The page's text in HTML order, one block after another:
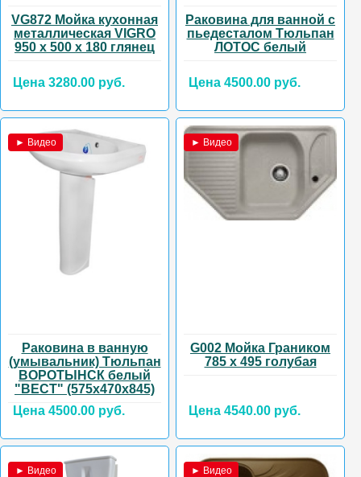
VG872 Мойка кухонная
металлическая VIGRO
950 х 500 х 180 глянец
Цена 3280.00 руб.
Раковина для ванной с
пьедесталом Тюльпан
ЛОТОС белый
Цена 4500.00 руб.
► Видео
Раковина в ванную
(умывальник) Тюльпан
ВОРОТЫНСК белый
"ВЕСТ" (575х470х845)
Цена 4500.00 руб.
► Видео
G002 Мойка Граником
785 х 495 голубая
Цена 4540.00 руб.
► Видео ► Видео